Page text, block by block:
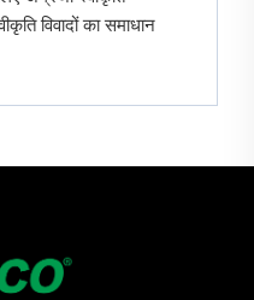
विवादों का समाधान